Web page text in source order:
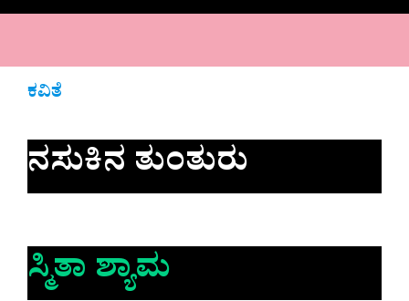
ಕವಿತೆ
ನಸುಕಿನ ತುಂತುರು
ಸ್ಮಿತಾ ಶ್ಯಾಮ